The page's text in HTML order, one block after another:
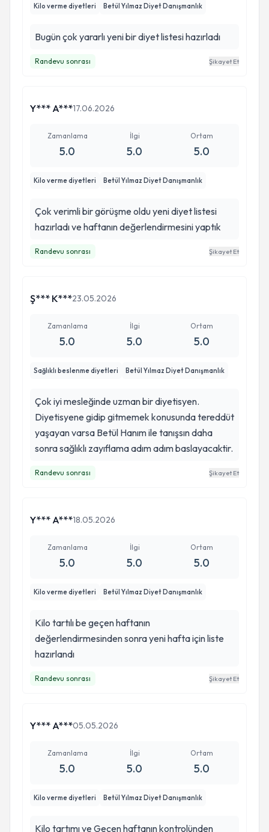
Kilo verme diyetleri Betül Yılmaz Diyet Danışmanlık
Bugün çok yararlı yeni bir diyet listesi hazırladı
Randevu sonrası Şikayet Et
Y*** A***17.06.2026
Zamanlama
5.0
İlgi
5.0
Ortam
5.0
Kilo verme diyetleri Betül Yılmaz Diyet Danışmanlık
Çok verimli bir görüşme oldu yeni diyet listesi
hazırladı ve haftanın değerlendirmesini yaptık
Randevu sonrası Şikayet Et
Ş*** K***23.05.2026
Zamanlama
5.0
İlgi
5.0
Ortam
5.0
Sağlıklı beslenme diyetleri Betül Yılmaz Diyet Danışmanlık
Çok iyi mesleğinde uzman bir diyetisyen.
Diyetisyene gidip gitmemek konusunda tereddüt
yaşayan varsa Betül Hanım ile tanışsın daha
sonra sağlıklı zayıflama adım adım baslayacaktir.
Randevu sonrası Şikayet Et
Y*** A***18.05.2026
Zamanlama
5.0
İlgi
5.0
Ortam
5.0
Kilo verme diyetleri Betül Yılmaz Diyet Danışmanlık
Kilo tartılı be geçen haftanın
değerlendirmesinden sonra yeni hafta için liste
hazırlandı
Randevu sonrası Şikayet Et
Y*** A***05.05.2026
Zamanlama
5.0
İlgi
5.0
Ortam
5.0
Kilo verme diyetleri Betül Yılmaz Diyet Danışmanlık
Kilo tartımı ve Geçen haftanın kontrolünden